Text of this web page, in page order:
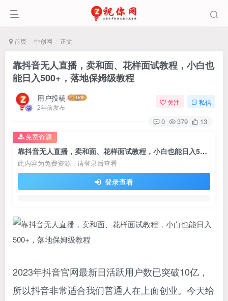
首页 中创网 正文
靠抖音无人直播，卖和面、花样面试教程，小白也
能日入500+，落地保姆级教程
用户投稿
2年前发布
关注 私信
0 379 13
靠抖音无人直播，卖和面、花样面试教程，小白也能日入500+，落地保姆级教程
此内容为免费资源，请登录后查看
登录查看
免费资源
2023年抖音官网最新日活跃用户数已突破10亿，
所以抖音非常适合我们普通人在上面创业。今天给